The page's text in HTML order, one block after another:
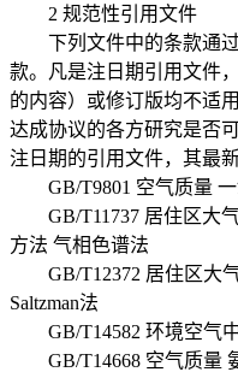
2 规范性引用文件
下列文件中的条款通过
款。凡是注日期引用文件
的内容）或修订版均不适
达成协议的各方研究是否
注日期的引用文件，其最
GB/T9801 空气质量 一
GB/T11737 居住区大气
方法 气相色谱法
GB/T12372 居住区大气
Saltzman法
GB/T14582 环境空气
GB/T14668 空气质量